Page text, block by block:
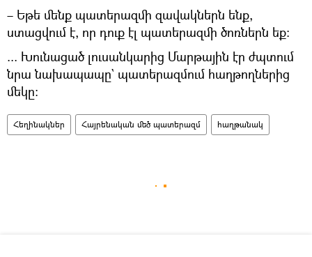
– Եթե մենք պատերազմի զավակներն ենք,
ստացվում է, որ դուք էլ պատերազմի ծոռներն եք։
... Խունացած լուսանկարից Մարթային էր ժպտում
նրա նախապապը` պատերազմում հաղթողներից
մեկը։
Հեղինակներ Հայրենական մեծ պատերազմ հաղթանակ